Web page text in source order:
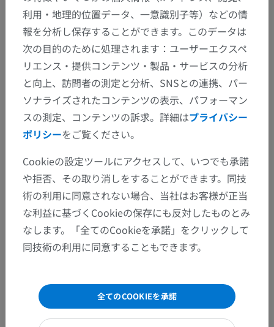
利用・地理的位置データ、一意識別子等）などの情
報を分析し保存することができます。このデータは
次の目的のために処理されます：ユーザーエクスペ
リエンス・提供コンテンツ・製品・サービスの分析
と向上、訪問者の測定と分析、SNSとの連携、パー
ソナライズされたコンテンツの表示、パフォーマン
スの測定、コンテンツの訴求。詳細はプライバシー
ポリシーをご覧ください。
Cookieの設定ツールにアクセスして、いつでも承諾
や拒否、その取り消しをすることができます。同技
術の利用に同意されない場合、当社はお客様が正当
な利益に基づくCookieの保存にも反対したものとみ
なします。「全てのCookieを承諾」をクリックして
同技術の利用に同意することもできます。
全てのCOOKIEを承諾